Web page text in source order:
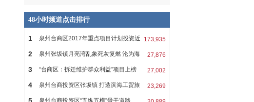
48小时频道点击排行
173,935
1 泉州台商区2017年重点项目计划投资近
140 27,876
2 泉州张坂镇月亮湾乱象死灰复燃 沦为海
27,002
3 “台商区：拆迁维护群众利益”项目上榜
23,269
4 泉州台商投资区张坂镇 打造滨海工贸旅
泉州台商投资区“五纵五横”骨干道路